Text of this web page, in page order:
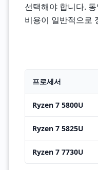
선택해야 합니다.
비용이 일반적으로
프로세서
Ryzen 7 5800U
Ryzen 7 5825U
Ryzen 7 7730U